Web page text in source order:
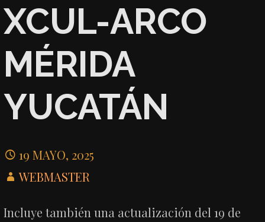
XCUL-ARCO
MÉRIDA
YUCATÁN
19 MAYO, 2025
WEBMASTER
Incluye también una actualización del 19 de